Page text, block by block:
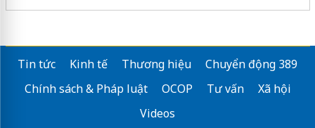
Tin tức Kinh tế Thương hiệu
Chuyển động 389
Chính sách & Pháp luật
OCOP Tư vấn
Xã hội
Videos